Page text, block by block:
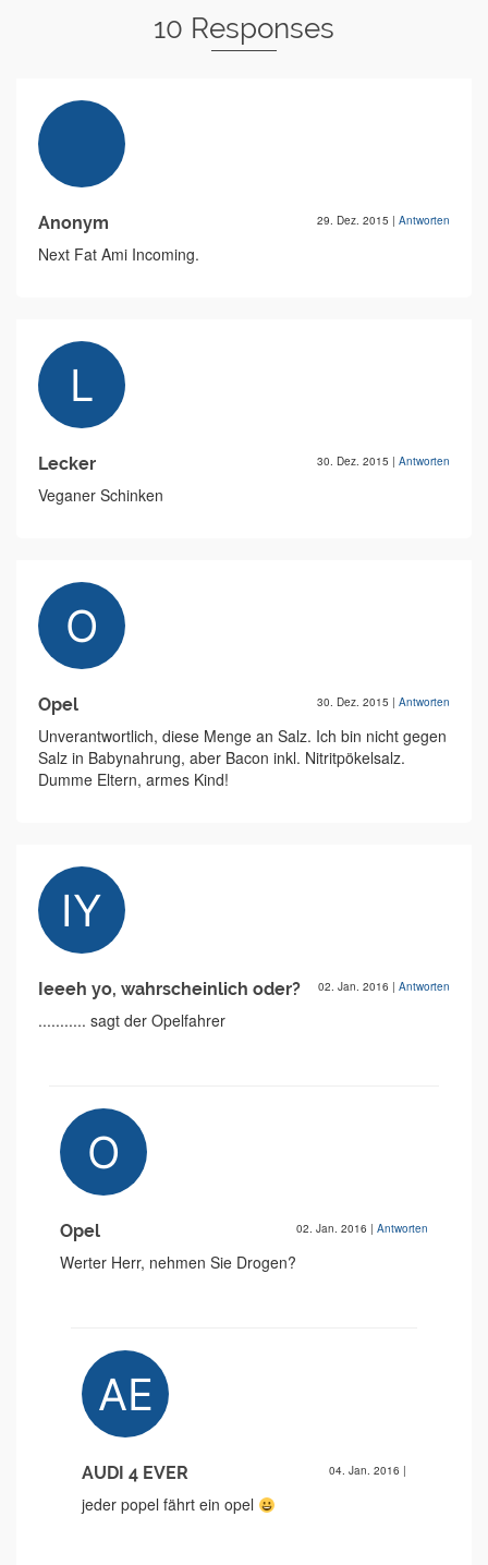
10 Responses
Anonym 29. Dez. 2015 | Antworten
Next Fat Ami Incoming.
Lecker 30. Dez. 2015 | Antworten
Veganer Schinken
Opel 30. Dez. 2015 | Antworten
Unverantwortlich, diese Menge an Salz. Ich bin nicht gegen
Salz in Babynahrung, aber Bacon inkl. Nitritpökelsalz.
Dumme Eltern, armes Kind!
Ieeeh yo, wahrscheinlich oder? 02. Jan. 2016 | Antworten
........... sagt der Opelfahrer
Opel 02. Jan. 2016 | Antworten
Werter Herr, nehmen Sie Drogen?
AUDI 4 EVER 04. Jan. 2016 |
jeder popel fährt ein opel